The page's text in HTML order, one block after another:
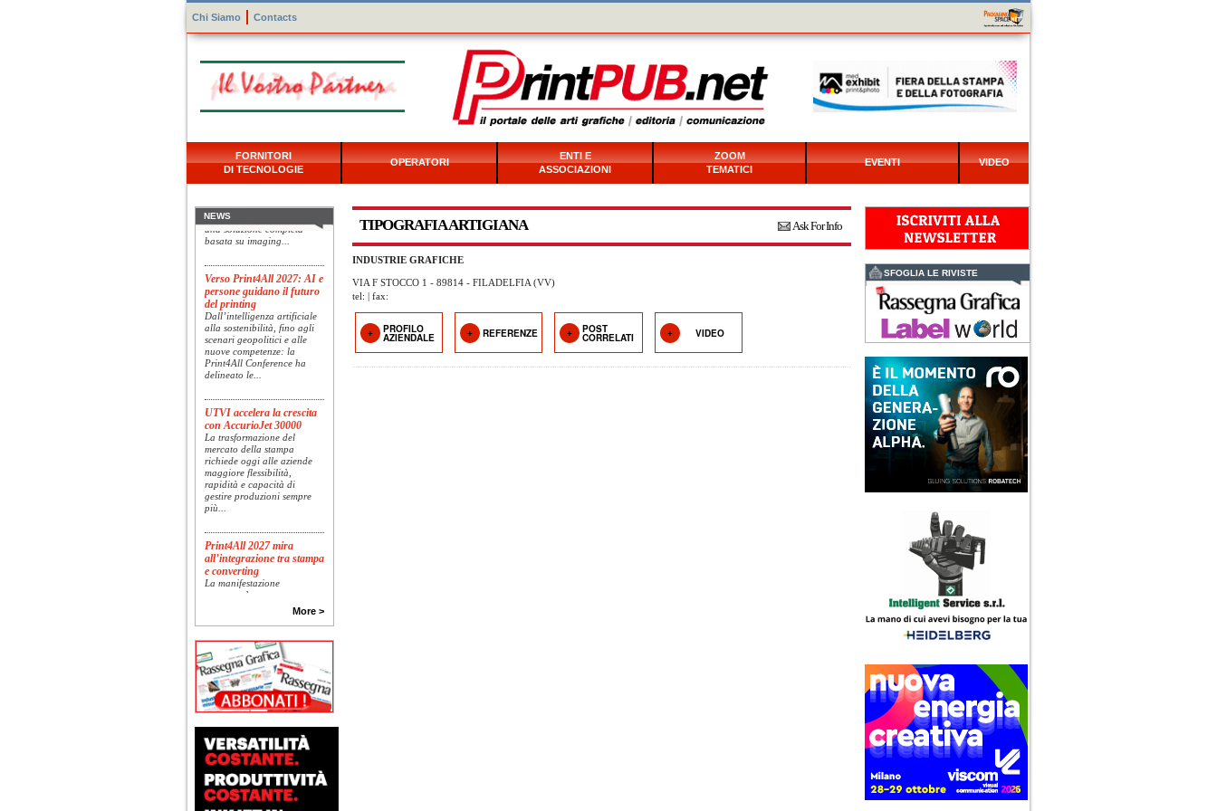
Chi Siamo Contacts
FORNITORI
DI TECNOLOGIE
OPERATORI
ENTI E
ASSOCIAZIONI
ZOOM
TEMATICI
EVENTI VIDEO
Ask For Info
TIPOGRAFIA ARTIGIANA
INDUSTRIE GRAFICHE
VIA F STOCCO 1 - 89814 - FILADELFIA (VV)
tel: | fax:
PROFILO
AZIENDALE REFERENZE POST
CORRELATI VIDEO
NEWS
Konica Minolta presenta
Specim RETEX
presenta Specim RETEX,
una soluzione completa
basata su imaging...
Verso Print4All 2027: AI e
persone guidano il futuro
del printing
Dall’intelligenza artificiale
alla sostenibilità, fino agli
scenari geopolitici e alle
nuove competenze: la
Print4All Conference ha
delineato le...
UTVI accelera la crescita
con AccurioJet 30000
La trasformazione del
mercato della stampa
richiede oggi alle aziende
maggiore flessibilità,
rapidità e capacità di
gestire produzioni sempre
più...
Print4All 2027 mira
all’integrazione tra stampa
e converting
La manifestazione
racconterà stampa e
package printing alle
applicazioni industriali, fino
Una...
Platinum Technologies
presenta SIGNATURE
Flatbed
sviluppo e analisi
approfondita delle reali
esigenze produttive del
Technologies, centro
europeo di ricerca e...
More >
SFOGLIA LE RIVISTE